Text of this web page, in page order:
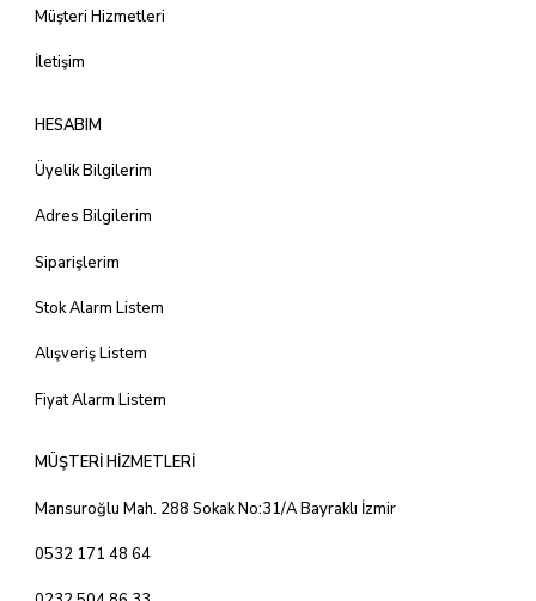
Müşteri Hizmetleri
İletişim
HESABIM
Üyelik Bilgilerim
Adres Bilgilerim
Siparişlerim
Stok Alarm Listem
Alışveriş Listem
Fiyat Alarm Listem
MÜŞTERİ HİZMETLERİ
Mansuroğlu Mah. 288 Sokak No:31/A Bayraklı İzmir
0532 171 48 64